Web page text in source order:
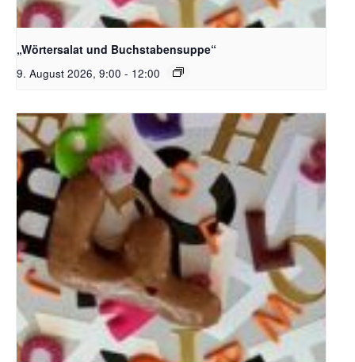
Bildquelle_ Pixabay Free_Christoph Meinersmann
„Wörtersalat und Buchstabensuppe“
9. August 2026, 9:00 - 12:00
Bildquelle_ Pixabay Free_Christoph Meinersmann